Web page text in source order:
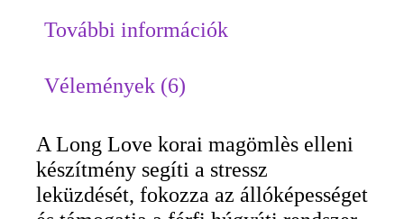
További információk
Vélemények (6)
A Long Love korai magömlès elleni
készítmény segíti a stressz
leküzdését, fokozza az állóképességet